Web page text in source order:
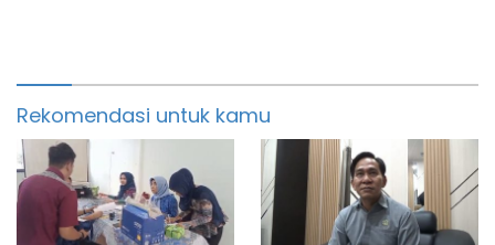
Rekomendasi untuk kamu